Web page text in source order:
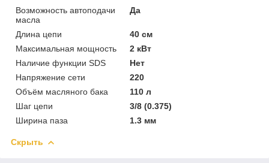
Возможность автоподачи
масла
Да
Длина цепи
40 см
Максимальная мощность
2 кВт
Наличие функции SDS
Нет
Напряжение сети
220
Объём масляного бака
110 л
Шаг цепи
3/8 (0.375)
Ширина паза
1.3 мм
Скрыть